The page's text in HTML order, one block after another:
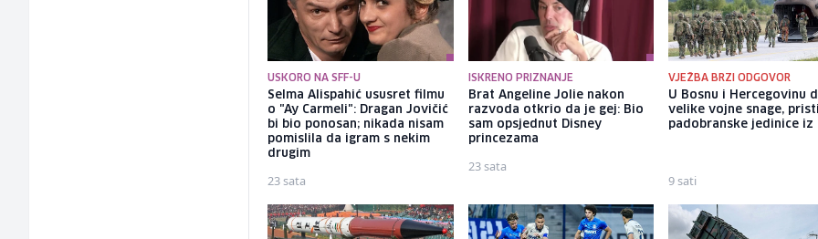
USKORO NA SFF-U
Selma Alispahić ususret filmu
o "Ay Carmeli": Dragan Jovičić
bi bio ponosan; nikada nisam
pomislila da igram s nekim
drugim
23 sata
ISKRENO PRIZNANJE
Brat Angeline Jolie nakon
razvoda otkrio da je gej: Bio
sam opsjednut Disney
princezama
23 sata
VJEŽBA BRZI ODGOVOR
U Bosnu i Hercegovinu
velike vojne snage,
padobranske jedinice
9 sati